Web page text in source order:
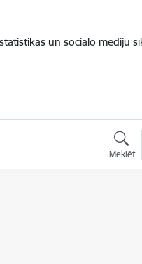
un sociālo mediju
Meklēt